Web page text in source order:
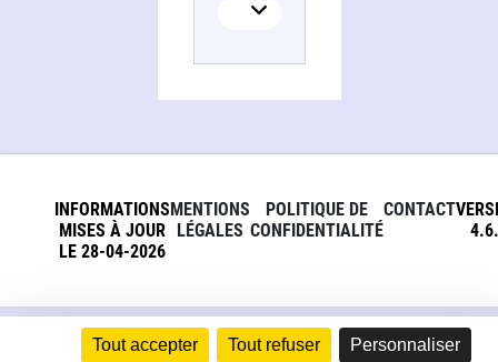
Tout accepter Tout refuser Personnaliser
INFORMATIONS
MISES À JOUR
LE 28-04-2026
MENTIONS
LÉGALES
POLITIQUE DE
CONFIDENTIALITÉ
CONTACT